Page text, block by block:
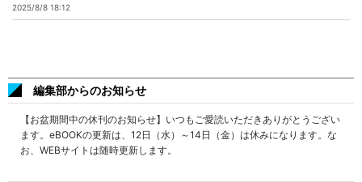
2025/8/8 18:12
編集部からのお知らせ
【お盆期間中の休刊のお知らせ】いつもご愛読いただきありがとうござい
ます。eBOOKの更新は、12日（水）～14日（金）は休みになります。な
お、WEBサイトは随時更新します。